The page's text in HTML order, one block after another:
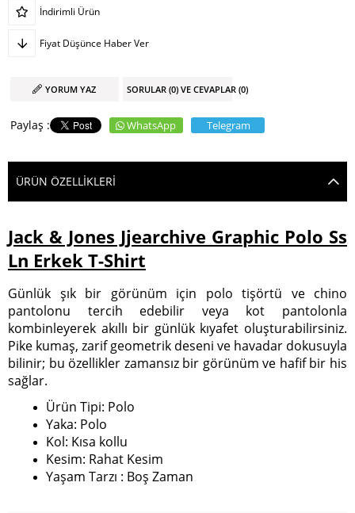
İndirimli Ürün
Fiyat Düşünce Haber Ver
YORUM YAZ SORULAR (0) VE CEVAPLAR (0)
WhatsApp Telegram
ÜRÜN ÖZELLIKLERI
Jack & Jones Jjearchive Graphic Polo Ss
Ln Erkek T-Shirt
Günlük şık bir görünüm için polo tişörtü ve chino
pantolonu tercih edebilir veya kot pantolonla
kombinleyerek akıllı bir günlük kıyafet oluşturabilirsiniz.
Pike kumaş, zarif geometrik deseni ve havadar dokusuyla
bilinir; bu özellikler zamansız bir görünüm ve hafif bir his
sağlar.
Ürün Tipi: Polo
Yaka: Polo
Kol: Kısa kollu
Kesim: Rahat Kesim
Yaşam Tarzı : Boş Zaman